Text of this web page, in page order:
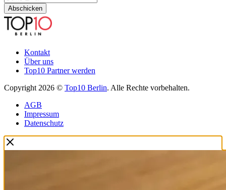
Abschicken
Kontakt
Über uns
Top10 Partner werden
Copyright 2026 © Top10 Berlin. Alle Rechte vorbehalten.
AGB
Impressum
Datenschutz